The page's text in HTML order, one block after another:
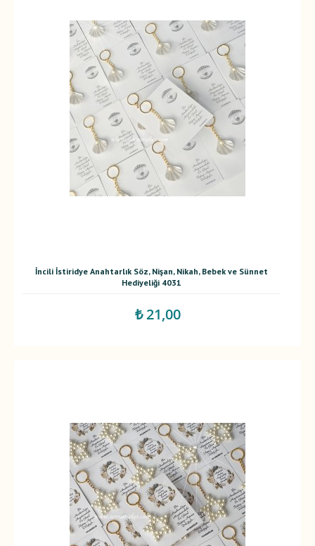
İncili İstiridye Anahtarlık Söz, Nişan, Nikah, Bebek ve Sünnet
Hediyeliği 4031
₺ 21,00